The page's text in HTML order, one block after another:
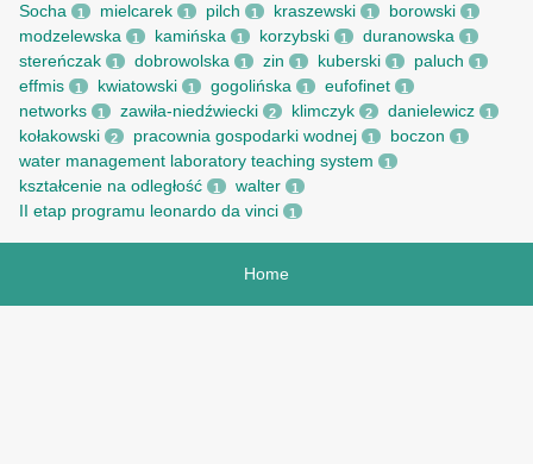
Socha 1 mielcarek 1 pilch 1 kraszewski 1 borowski 1
modzelewska 1 kamińska 1 korzybski 1 duranowska 1
stereńczak 1 dobrowolska 1 zin 1 kuberski 1 paluch 1
effmis 1 kwiatowski 1 gogolińska 1 eufofinet 1
networks 1 zawiła-niedźwiecki 2 klimczyk 2 danielewicz 1
kołakowski 2 pracownia gospodarki wodnej 1 boczon 1
water management laboratory teaching system 1
kształcenie na odległość 1 walter 1
II etap programu leonardo da vinci 1
Home